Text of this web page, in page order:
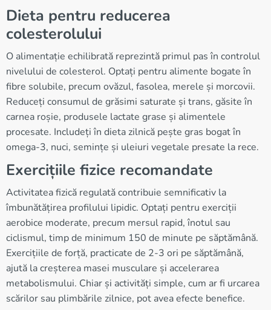
Dieta pentru reducerea
colesterolului
O alimentație echilibrată reprezintă primul pas în controlul
nivelului de colesterol. Optați pentru alimente bogate în
fibre solubile, precum ovăzul, fasolea, merele și morcovii.
Reduceți consumul de grăsimi saturate și trans, găsite în
carnea roșie, produsele lactate grase și alimentele
procesate. Includeți în dieta zilnică pește gras bogat în
omega-3, nuci, semințe și uleiuri vegetale presate la rece.
Exercițiile fizice recomandate
Activitatea fizică regulată contribuie semnificativ la
îmbunătățirea profilului lipidic. Optați pentru exerciții
aerobice moderate, precum mersul rapid, înotul sau
ciclismul, timp de minimum 150 de minute pe săptămână.
Exercițiile de forță, practicate de 2-3 ori pe săptămână,
ajută la creșterea masei musculare și accelerarea
metabolismului. Chiar și activități simple, cum ar fi urcarea
scărilor sau plimbările zilnice, pot avea efecte benefice.